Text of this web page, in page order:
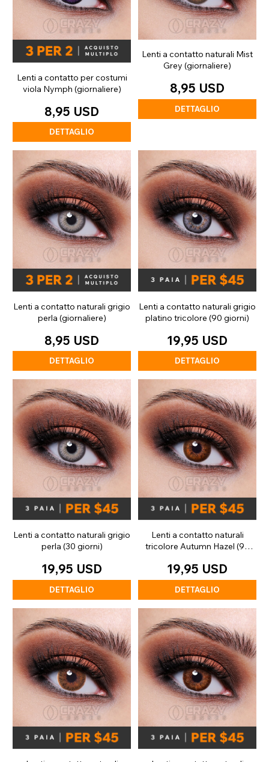
Lenti a contatto per costumi
viola Nymph (giornaliere)
8,95 USD
DETTAGLIO
Lenti a contatto naturali Mist
Grey (giornaliere)
8,95 USD
DETTAGLIO
Lenti a contatto naturali grigio
perla (giornaliere)
8,95 USD
DETTAGLIO
Lenti a contatto naturali grigio
platino tricolore (90 giorni)
19,95 USD
DETTAGLIO
Lenti a contatto naturali grigio
perla (30 giorni)
19,95 USD
DETTAGLIO
Lenti a contatto naturali
tricolore Autumn Hazel (90
19,95 USD
DETTAGLIO